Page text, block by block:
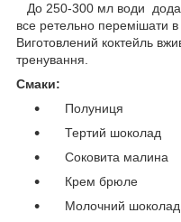
До 250-300 мл води
все ретельно перемішати
Виготовлений коктейль
тренування.
Смаки:
Полуниця
Тертий шоколад
Соковита малина
Крем брюле
Молочний шоколад